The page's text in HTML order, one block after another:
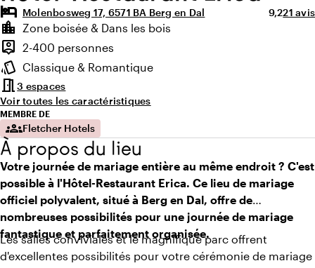
hotel Molenbosweg 17, 6571 BA Berg en Dal Note
9,221 avis
Points forts
location_city
Environnement
Zone boisée & Dans les bois
person_pin
Capacité
2-400 personnes
style
Ambiance
Classique & Romantique
meeting_room3 espaces
Voir toutes les caractéristiques
MEMBRE DE
groupsFletcher Hotels
À propos du lieu
Votre journée de mariage entière au même endroit ? C'est
possible à l'Hôtel-Restaurant Erica. Ce lieu de mariage
officiel polyvalent, situé à Berg en Dal, offre de
nombreuses possibilités pour une journée de mariage
fantastique et parfaitement organisée.
Les salles conviviales et le magnifique parc offrent
d'excellentes possibilités pour votre cérémonie de mariage